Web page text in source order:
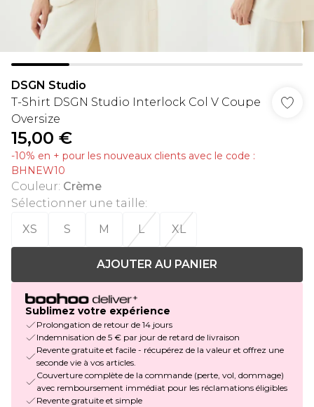
DSGN Studio
T-Shirt DSGN Studio Interlock Col V Coupe
Oversize
15,00 €
-10% en + pour les nouveaux clients avec le code :
BHNEW10
Couleur: Crème
Sélectionner une taille:
XS
S M L XL
AJOUTER AU PANIER
Sublimez votre expérience
Prolongation de retour de 14 jours
Indemnisation de 5 € par jour de retard de livraison
Revente gratuite et facile - récupérez de la valeur et offrez une
seconde vie à vos articles.
Couverture complète de la commande (perte, vol, dommage)
avec remboursement immédiat pour les réclamations éligibles
Revente gratuite et simple